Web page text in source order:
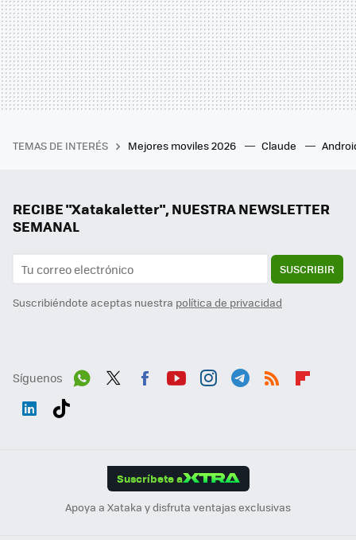
TEMAS DE INTERÉS Mejores moviles 2026 Claude
RECIBE "Xatakaletter", NUESTRA NEWSLETTER
SEMANAL
SUSCRIBIR
Suscribiéndote aceptas nuestra política de privacidad
Síguenos
Suscríbete a
Apoya a Xataka y disfruta ventajas exclusivas